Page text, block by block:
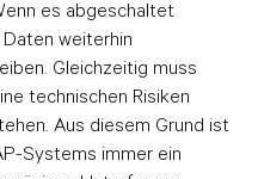
es abgeschaltet
weiterhin
Gleichzeitig muss
technischen Risiken
Aus diesem Grund ist
Systems immer ein